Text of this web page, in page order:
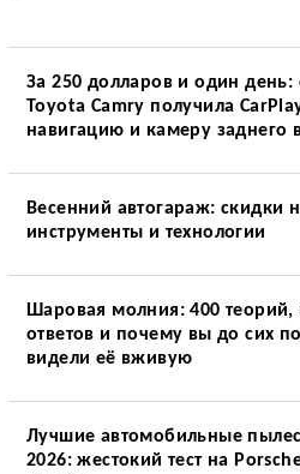
За 250 долларов и один день:
Toyota Camry получила
навигацию и камеру заднего
Весенний автогараж: скидки
инструменты и технологии
Шаровая молния: 400 теорий,
ответов и почему вы до сих
видели её вживую
Лучшие автомобильные
2026: жестокий тест на